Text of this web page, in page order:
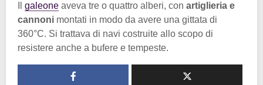
galeone aveva tre o quattro alberi, con artiglieria e
cannoni montati in modo da avere una gittata di
360°C. Si trattava di navi costruite allo scopo di
resistere anche a bufere e tempeste.